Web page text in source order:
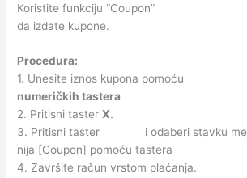
Koristite funkciju“Coupon”
da izdate kupone.
Procedura:
1. Unesite iznos kupona pomoću
numeričkih tastera
2. Pritisni tasterX.
3. Pritisni taster
i odaberi stavku me
nija [Coupon] pomoću tastera
4. Završite račun vrstom plaćanja.